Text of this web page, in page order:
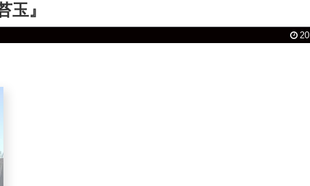
玉』